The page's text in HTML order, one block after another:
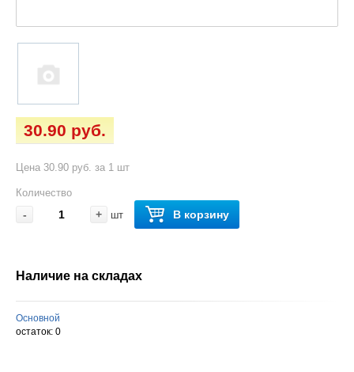
30.90 руб.
Цена 30.90 руб. за 1 шт
Количество
- + шт В корзину
Наличие на складах
Основной
остаток: 0